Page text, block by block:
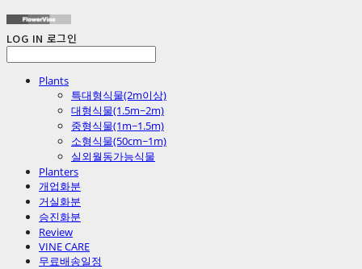
LOG IN 로그인
Plants
특대형식물(2m이상)
대형식물(1.5m~2m)
중형식물(1m~1.5m)
소형식물(50cm~1m)
실외월동가능식물
Planters
개업화분
거실화분
승진화분
Review
VINE CARE
무료배송일정